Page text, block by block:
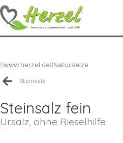
www.herzel.de Natursalze
Steinsalz
Steinsalz fein
Ursalz, ohne Rieselhilfe